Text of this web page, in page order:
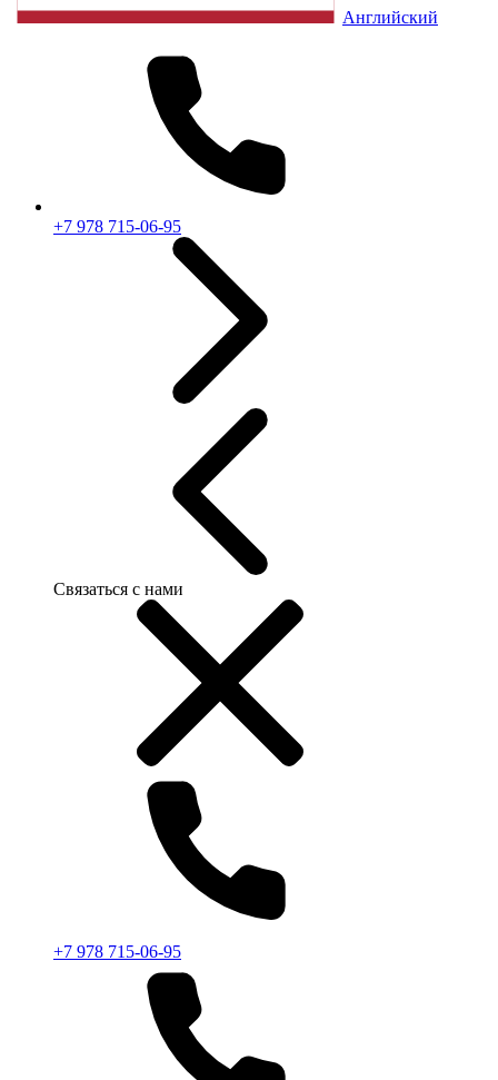
Английский
+7 978 715-06-95
Связаться с нами
+7 978 715-06-95